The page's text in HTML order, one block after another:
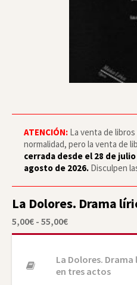
ATENCIÓN: La venta de
normalidad, pero la venta de
cerrada desde el 28 de
agosto de 2026. Disculpen
La Dolores. Drama
5,00€ - 55,00€Rango
de
5,00€
hasta
55,00€
La Dolores. Drama
en tres actos